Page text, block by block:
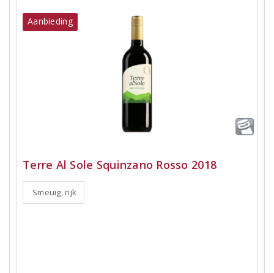
Aanbieding
Terre Al Sole Squinzano Rosso 2018
Smeuïg, rijk